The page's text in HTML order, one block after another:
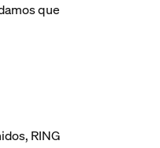
que
RING